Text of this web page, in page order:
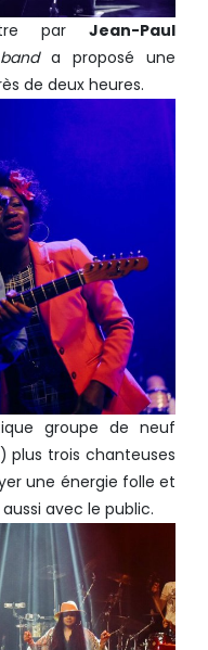
par Jean-Paul
banda proposé une
de deux heures.
groupe de neuf
plus trois chanteuses
une énergie folle et
avec le public.